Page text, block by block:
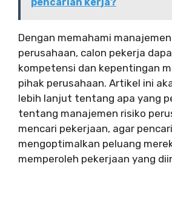
Dengan memahami
perusahaan, calon pekerja
kompetensi dan kepentingan
pihak perusahaan. Artikel ini
lebih lanjut tentang apa yang
tentang manajemen risiko
mencari pekerjaan, agar
mengoptimalkan peluang
memperoleh pekerjaan yang